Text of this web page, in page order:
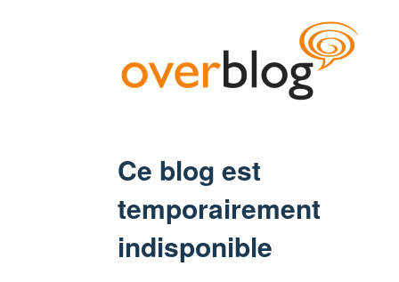
Ce blog est
temporairement
indisponible